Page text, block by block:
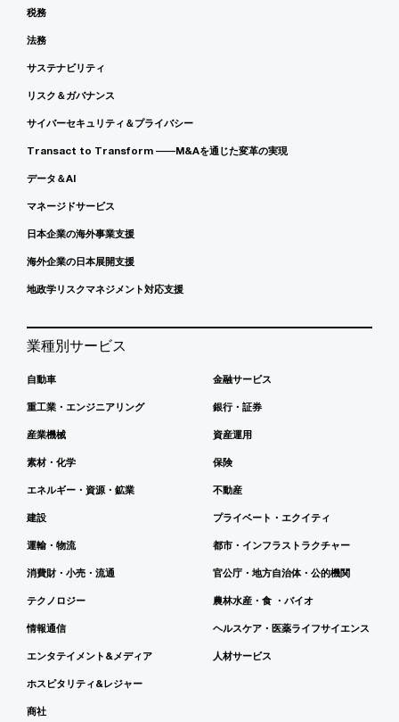
税務
法務
サステナビリティ
リスク＆ガバナンス
サイバーセキュリティ＆プライバシー
Transact to Transform ――M&Aを通じた変革の実現
データ＆AI
マネージドサービス
日本企業の海外事業支援
海外企業の日本展開支援
地政学リスクマネジメント対応支援
業種別サービス
自動車
重工業・エンジニアリング
産業機械
素材・化学
エネルギー・資源・鉱業
建設
運輸・物流
消費財・小売・流通
テクノロジー
情報通信
エンタテイメント&メディア
ホスピタリティ&レジャー
商社
金融サービス
銀行・証券
資産運用
保険
不動産
プライベート・エクイティ
都市・インフラストラクチャー
官公庁・地方自治体・公的機関
農林水産・食 ・バイオ
ヘルスケア・医薬ライフサイエンス
人材サービス